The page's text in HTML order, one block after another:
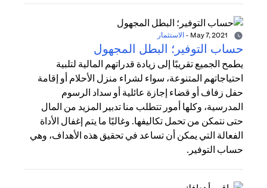
- الاستثمار
حساب التوفير؛ البطل المجهول
يطمح الجميع تقريبًا إلى زيادة قدراتهم المالية لتلبية
احتياجاتهم المتنوعة، سواء لشراء منزل الأحلام أو إقامة
حفل زفاف أو قضاء إجازة عائلية أو سداد الرسوم
المدرسية، وكلها أمور تتطلب منا تدبير المزيد من المال
حتى نتمكن من تحمل تكاليفها. وغالبًا ما يتم إغفال الأداة
الفعالة التي يمكن أن تساعد في تحقيق هذه الأهداف، وهي
حساب التوفير.